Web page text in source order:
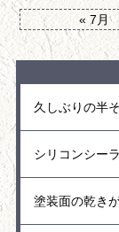
« 7月
久しぶりの半
シリコンシー
塗装面の乾き